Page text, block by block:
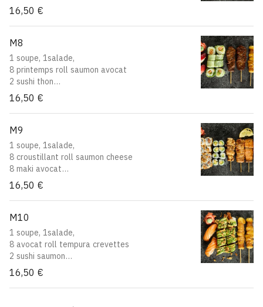
2 yakitori aile de poulet
2 yakitori poulet
16,50 €
M8
1 soupe, 1salade,
8 printemps roll saumon avocat
2 sushi thon
2 yakitori boeuf
2 yakitori boeuf au fromage
16,50 €
M9
1 soupe, 1salade,
8 croustillant roll saumon cheese
8 maki avocat
2 yakitori poulet
2 yakitori saumon
16,50 €
M10
1 soupe, 1salade,
8 avocat roll tempura crevettes
2 sushi saumon
2 yakitori boeuf au fromage
16,50 €